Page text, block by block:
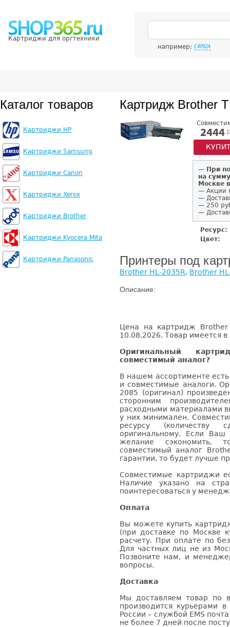
Картриджи для оргтехники
например: C4092A
Каталог товаров
Картриджи HP
Картриджи Samsung
Картриджи Canon
Картриджи Xerox
Картриджи Brother
Картриджи Kyocera Mita
Картриджи Panasonic
Картридж Brother
2444
— При
на
Москве
— Акции
—
— 250
—
Ресурс:
Цвет:
Принтеры под
Brother HL-2035R, Brother
Описание:
Цена на картридж Brother
10.08.2026. Товар имеется в
Оригинальный
совместимый аналог?
В нашем ассортименте
и совместимые аналоги.
2085 (оригинал)
сторонним
расходными материалами
у них минимален.
ресурсу (количеству
оригинальному. Если
желание сэкономить,
совместимый аналог
гарантии, то будет лучше
Совместимые картриджи
Наличие указано на
поинтересоваться у
Оплата
Вы можете купить
(при доставке по Москве
расчету. При оплате по
Для частных лиц не из
Позвоните нам, и
вопросы.
Доставка
Мы доставляем товар по
производится курьерами
России – службой EMS
не более 7 дней после